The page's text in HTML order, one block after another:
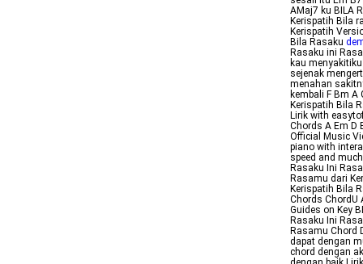
AMaj7 ku BILA
Kerispatih Bila
Kerispatih
Bila Rasaku
Rasaku ini
kau
sejenak
menahan
kembali F Bm
Kerispatih Bila
Lirik with
Chords A Em D
Official Music
piano with
speed and
Rasaku Ini
Rasamu dari
Kerispatih Bila
Chords ChordU
Guides on Key
Rasaku Ini
Rasamu Chord
dapat dengan
chord dengan